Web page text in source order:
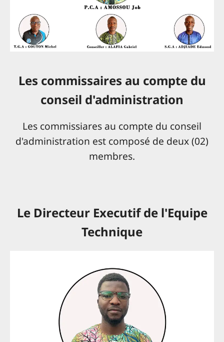
Les commissaires au compte du
conseil d'administration
Les commissiares au compte du conseil
d'administration est composé de deux (02)
membres.
Le Directeur Executif de l'Equipe
Technique